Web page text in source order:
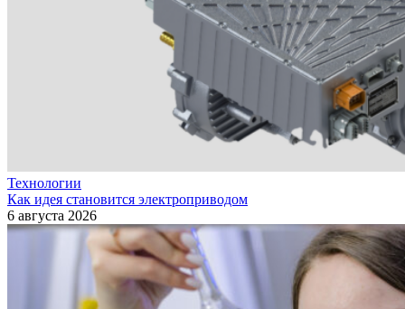
Технологии
Как идея становится электроприводом
6 августа 2026